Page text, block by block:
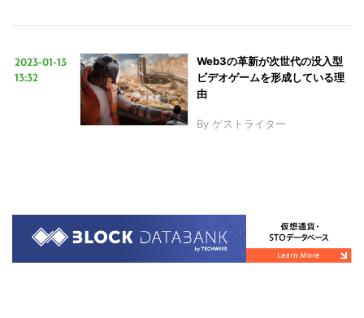
2023-01-13
13:32
Web3の革新が次世代の没入型
ビデオゲームを形成している理
由
By ゲストライター